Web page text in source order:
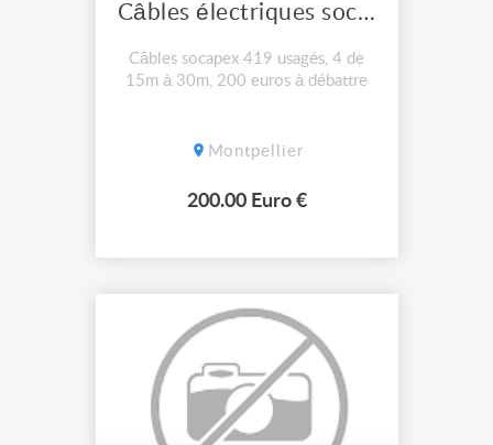
Câbles électriques socapex 419
Câbles socapex 419 usagés, 4 de
15m à 30m, 200 euros à débattre
Montpellier
200.00 Euro €